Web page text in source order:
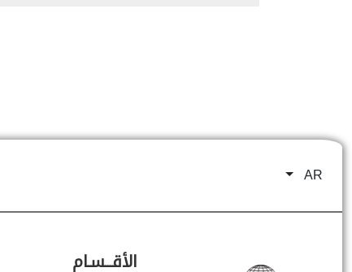
AR
الأقـــسـام